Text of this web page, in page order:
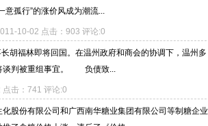
意孤行”的涨价风成为潮流...
10-02 点击：903 评论:0
胡福林即将回国。在温州政府和商会的协调下，温州多
谈判被重组事宜。 负债致...
击：741 评论:0
股份有限公司和广西南华糖业集团有限公司等制糖企业